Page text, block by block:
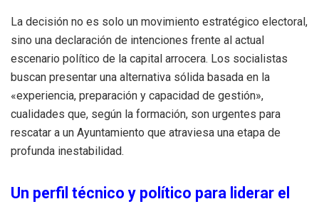
La decisión no es solo un movimiento estratégico electoral,
sino una declaración de intenciones frente al actual
escenario político de la capital arrocera. Los socialistas
buscan presentar una alternativa sólida basada en la
«experiencia, preparación y capacidad de gestión»,
cualidades que, según la formación, son urgentes para
rescatar a un Ayuntamiento que atraviesa una etapa de
profunda inestabilidad.
Un perfil técnico y político para liderar el